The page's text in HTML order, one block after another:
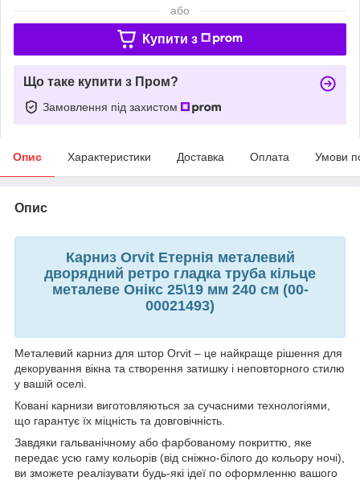
або
Купити з
Що таке купити з Пром?
Замовлення під захистом
Опис Характеристики Доставка Оплата Умови
Опис
Карниз Orvit Етернія металевий
дворядний ретро гладка труба кільце
металеве Онікс 25\19 мм 240 см (00-
00021493)
Металевий карниз для штор Orvit – це найкраще рішення для
декорування вікна та створення затишку і неповторного стилю
у вашій оселі.
Ковані карнизи виготовляються за сучасними технологіями,
що гарантує їх міцність та довговічність.
Завдяки гальванічному або фарбованому покриттю, яке
передає усю гаму кольорів (від сніжно-білого до кольору ночі),
ви зможете реалізувати будь-які ідеї по оформленню вашого